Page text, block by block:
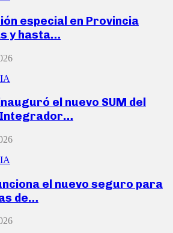
especial en Provincia
y hasta…
el nuevo SUM del
el nuevo seguro para
de…